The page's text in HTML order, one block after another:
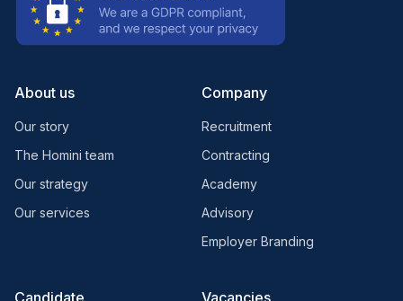
About us
Our story
The Homini team
Our strategy
Our services
Company
Recruitment
Contracting
Academy
Advisory
Employer Branding
Candidate
Vacancies